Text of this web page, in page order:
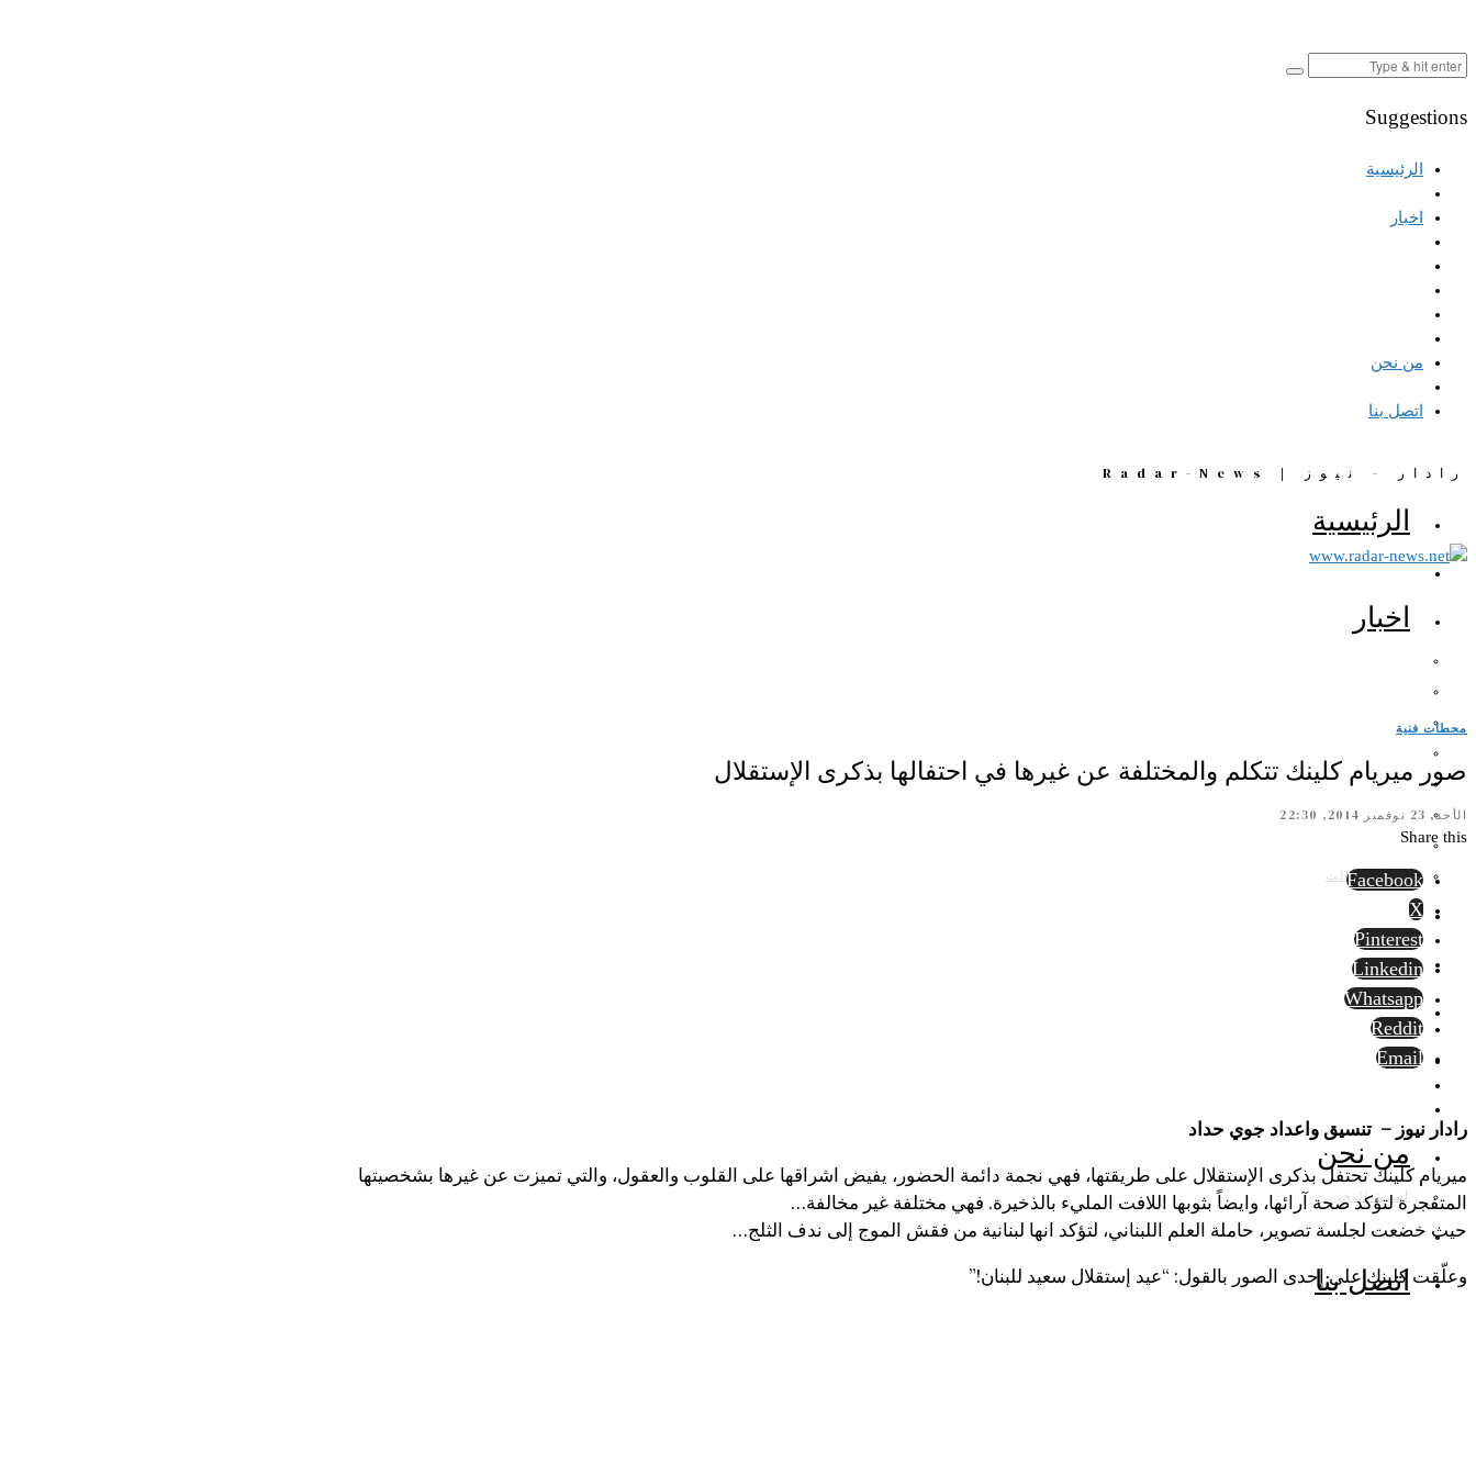
Suggestions
الرئيسية
اخبار
من نحن
اتصل بنا
رادار - نيوز | Radar-News
الرئيسية
اخبار
الرأي الثالث
من نحن
أسرة التحرير
اتصل بنا
محطات فنية
صور ميريام كلينك تتكلم والمختلفة عن غيرها في احتفالها بذكرى الإستقلال
الأحد, 23 نوفمبر 2014, 22:30
Share this
Facebook
X
Pinterest
Linkedin
Whatsapp
Reddit
Email
رادار نيوز – تنسيق واعداد جوي حداد
ميريام كلينك تحتفل بذكرى الإستقلال على طريقتها، فهي نجمة دائمة الحضور، يفيض اشراقها على القلوب والعقول، والتي تميزت عن غيرها بشخصيتها
المتفجرة لتؤكد صحة آرائها، وايضاً بثوبها اللافت المليء بالذخيرة. فهي مختلفة غير مخالفة…
حيث خضعت لجلسة تصوير، حاملة العلم اللبناني، لتؤكد انها لبنانية من فقش الموج إلى ندف الثلج…
وعلّقت كلينك على إحدى الصور بالقول: “عيد إستقلال سعيد للبنان!”